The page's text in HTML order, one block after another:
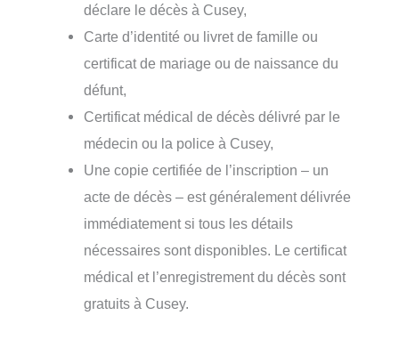
déclare le décès à Cusey,
Carte d’identité ou livret de famille ou
certificat de mariage ou de naissance du
défunt,
Certificat médical de décès délivré par le
médecin ou la police à Cusey,
Une copie certifiée de l’inscription – un
acte de décès – est généralement délivrée
immédiatement si tous les détails
nécessaires sont disponibles. Le certificat
médical et l’enregistrement du décès sont
gratuits à Cusey.